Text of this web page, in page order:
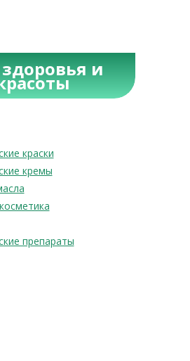
и
краски
кремы
препараты